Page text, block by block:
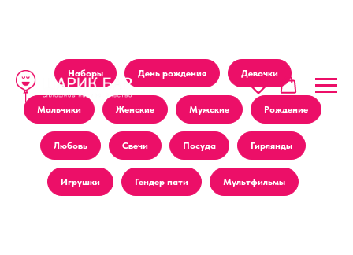
Наборы День рождения Девочки
Мальчики Женские Мужские Рождение
Любовь Свечи Посуда Гирлянды
Игрушки Гендер пати Мультфильмы